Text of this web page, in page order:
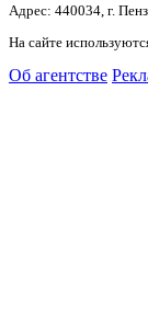
Адрес: 440034, г.
На сайте
Об агентстве